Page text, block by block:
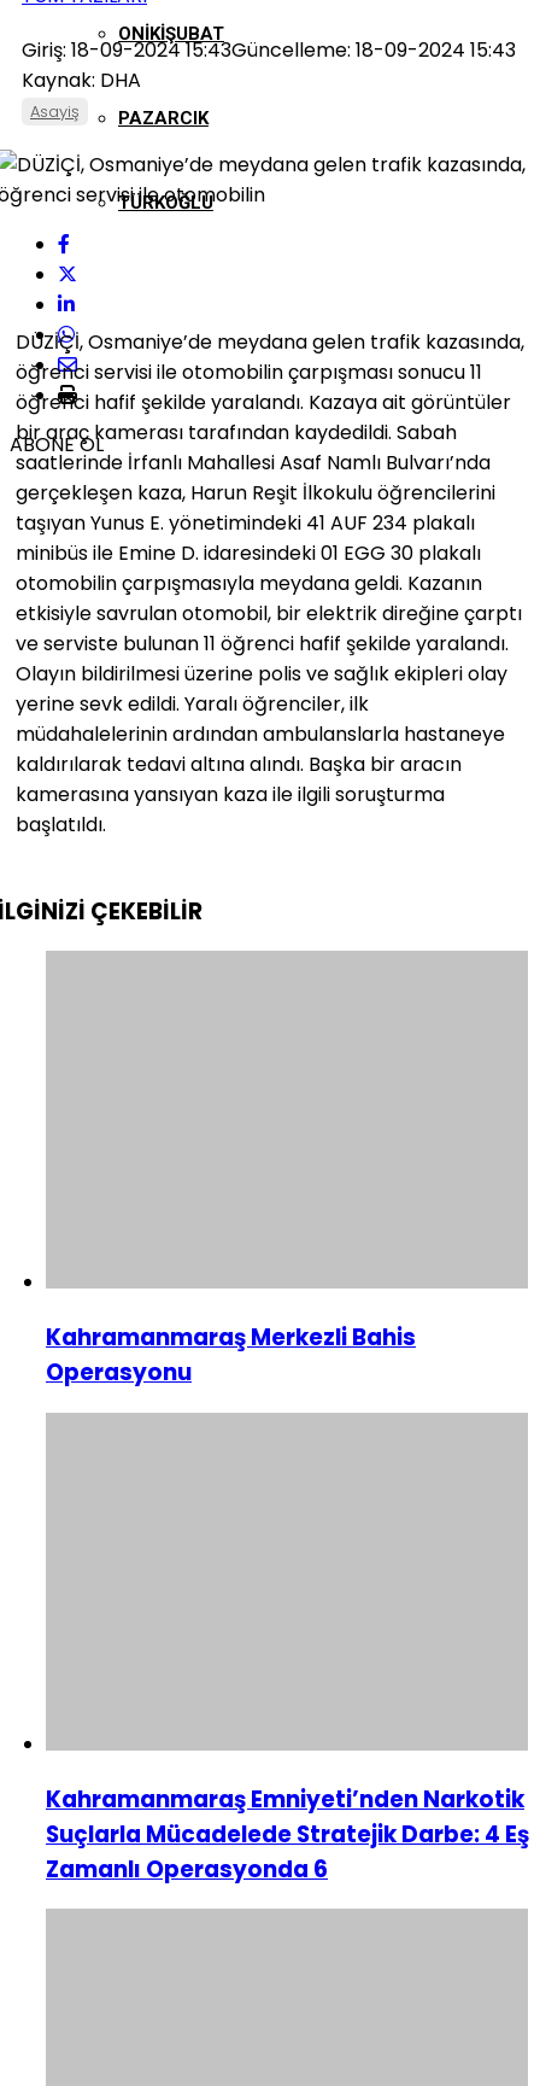
ONIKIŞUBAT
PAZARCIK
TÜRKOĞLU
Giriş: 18-09-2024 15:43Güncelleme: 18-09-2024 15:43
Kaynak: DHA
Asayiş
ABONE OL
DÜZİÇİ, Osmaniye’de meydana gelen trafik kazasında,
öğrenci servisi ile otomobilin çarpışması sonucu 11
öğrenci hafif şekilde yaralandı. Kazaya ait görüntüler
bir araç kamerası tarafından kaydedildi. Sabah
saatlerinde İrfanlı Mahallesi Asaf Namlı Bulvarı’nda
gerçekleşen kaza, Harun Reşit İlkokulu öğrencilerini
taşıyan Yunus E. yönetimindeki 41 AUF 234 plakalı
minibüs ile Emine D. idaresindeki 01 EGG 30 plakalı
otomobilin çarpışmasıyla meydana geldi. Kazanın
etkisiyle savrulan otomobil, bir elektrik direğine çarptı
ve serviste bulunan 11 öğrenci hafif şekilde yaralandı.
Olayın bildirilmesi üzerine polis ve sağlık ekipleri olay
yerine sevk edildi. Yaralı öğrenciler, ilk
müdahalelerinin ardından ambulanslarla hastaneye
kaldırılarak tedavi altına alındı. Başka bir aracın
kamerasına yansıyan kaza ile ilgili soruşturma
başlatıldı.
ÇEKEBİLİR
Kahramanmaraş Merkezli Bahis
Operasyonu
Kahramanmaraş Emniyeti’nden Narkotik
Suçlarla Mücadelede Stratejik Darbe: 4 Eş
Zamanlı Operasyonda 6